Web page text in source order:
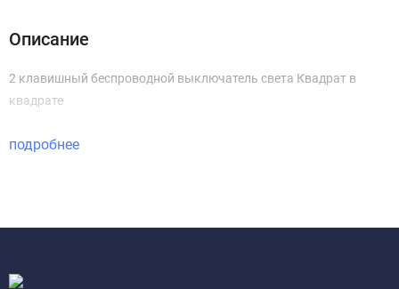
Описание
2 клавишный беспроводной выключатель света Квадрат в
квадрате
подробнее